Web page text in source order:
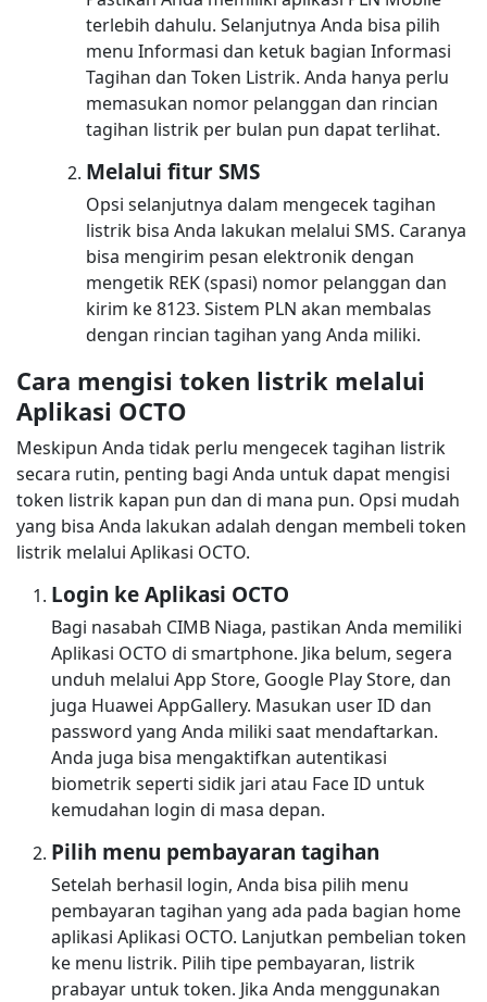
terlebih dahulu. Selanjutnya Anda bisa pilih
menu Informasi dan ketuk bagian Informasi
Tagihan dan Token Listrik. Anda hanya perlu
memasukan nomor pelanggan dan rincian
tagihan listrik per bulan pun dapat terlihat.
Melalui fitur SMS
Opsi selanjutnya dalam mengecek tagihan
listrik bisa Anda lakukan melalui SMS. Caranya
bisa mengirim pesan elektronik dengan
mengetik REK (spasi) nomor pelanggan dan
kirim ke 8123. Sistem PLN akan membalas
dengan rincian tagihan yang Anda miliki.
Cara mengisi token listrik melalui
Aplikasi OCTO
Meskipun Anda tidak perlu mengecek tagihan listrik
secara rutin, penting bagi Anda untuk dapat mengisi
token listrik kapan pun dan di mana pun. Opsi mudah
yang bisa Anda lakukan adalah dengan membeli token
listrik melalui Aplikasi OCTO.
Login ke Aplikasi OCTO
Bagi nasabah CIMB Niaga, pastikan Anda memiliki
Aplikasi OCTO di smartphone. Jika belum, segera
unduh melalui App Store, Google Play Store, dan
juga Huawei AppGallery. Masukan user ID dan
password yang Anda miliki saat mendaftarkan.
Anda juga bisa mengaktifkan autentikasi
biometrik seperti sidik jari atau Face ID untuk
kemudahan login di masa depan.
Pilih menu pembayaran tagihan
Setelah berhasil login, Anda bisa pilih menu
pembayaran tagihan yang ada pada bagian home
aplikasi Aplikasi OCTO. Lanjutkan pembelian token
ke menu listrik. Pilih tipe pembayaran, listrik
prabayar untuk token. Jika Anda menggunakan